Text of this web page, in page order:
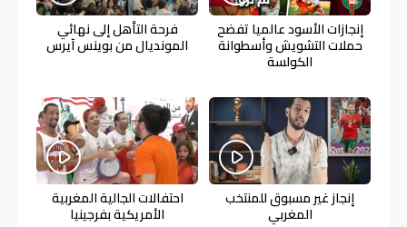
إنجازات الأسود عالميا تفضح
حملات التشويش وأسطوانة
الكولسة
فرحة التأهل إلى نهائي
المونديال من بوينس آيرس
إنجاز غير مسبوق للمنتخب
المغربي
احتفالات الجالية المغربية
الأمريكية بفرجينيا